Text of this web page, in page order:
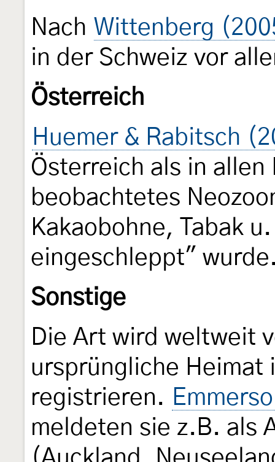
Nach Wittenberg
in der Schweiz vor
Österreich
Huemer & Rabitsch
Österreich als in allen
beobachtetes
Kakaobohne, Tabak
eingeschleppt"
Sonstige
Die Art wird weltweit
ursprüngliche Heimat
registrieren.
meldeten sie z.B. als